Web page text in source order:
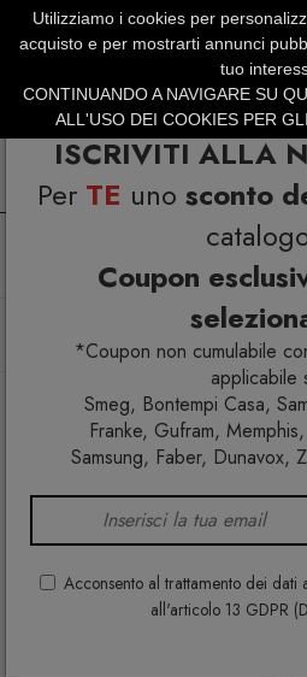
ISCRIVITI ALLA
Per TE uno sconto
Coupon
*Coupon non cumulabile
applicabile
Smeg, Bontempi Casa,
Franke, Gufram,
Samsung, Faber, Dunavox,
Acconsento al trattamento dei
all'articolo 13 GDPR
SERVIZIO CLIENTI
SUMMER SALES | Fino
Illuminazione
Ikonika HP321ANINT
Utilizziamo i cookies per
acquisto e per mostrarti annunci
tuo
CONTINUANDO A NAVIGARE SU
ALL'USO DEI COOKIES PER